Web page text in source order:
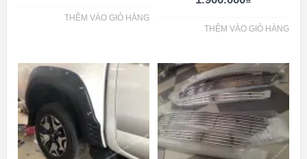
THÊM VÀO GIỎ HÀNG
THÊM VÀO GIỎ HÀNG